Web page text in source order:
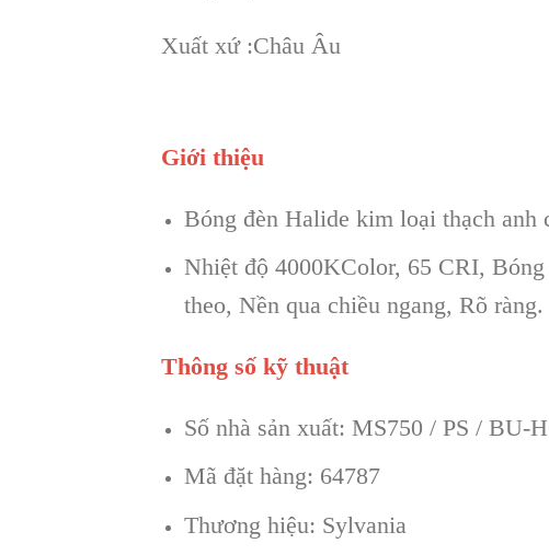
Xuất xứ :Châu Âu
Giới thiệu
Bóng đèn Halide kim loại thạch
Nhiệt độ 4000KColor, 65 CRI,
theo, Nền qua chiều ngang, Rõ ràng.
Thông số kỹ thuật
Số nhà sản xuất: MS750 / PS / BU-
Mã đặt hàng: 64787
Thương hiệu: Sylvania